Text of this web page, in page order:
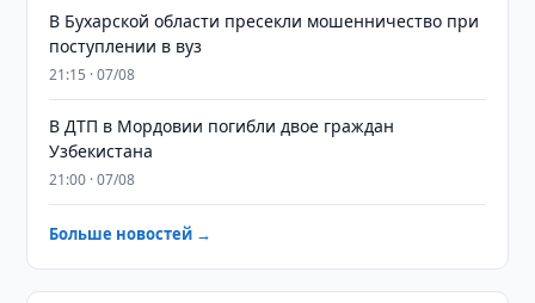
В Бухарской области пресекли мошенничество при
поступлении в вуз
21:15 · 07/08
В ДТП в Мордовии погибли двое граждан
Узбекистана
21:00 · 07/08
Больше новостей →